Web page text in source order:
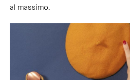
al massimo.